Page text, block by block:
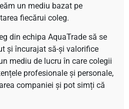
un mediu bazat pe
fiecărui coleg.
din echipa AquaTrade să se
și încurajat să-și valorifice
mediu de lucru în care colegii
profesionale și personale,
companiei și pot simți că